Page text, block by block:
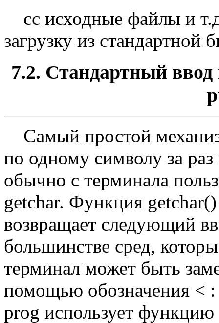
cc исходные файлы и
загрузку из стандартной
7.2. Стандартный
Самый простой
по одному символу за раз
обычно с терминала
getchar. Функция
возвращает следующий
большинстве сред,
терминал может быть
помощью обозначения < :
prog использует функцию